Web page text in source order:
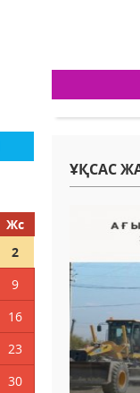
Жс
2
9
16
23
30
ҰҚСАС